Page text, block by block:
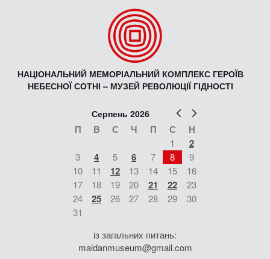
НАЦІОНАЛЬНИЙ МЕМОРІАЛЬНИЙ КОМПЛЕКС ГЕРОЇВ
НЕБЕСНОЇ СОТНІ – МУЗЕЙ РЕВОЛЮЦІЇ ГІДНОСТІ
Попер
Серпень 2026
П В С Ч П С Н
1 2
3 4 5 6 7 8
9
10
11 12 13 14 15
16
17
18 19 20 21 22
23
24
25 26 27 28 29
30
31
із загальних питань:
maidanmuseum@gmail.com